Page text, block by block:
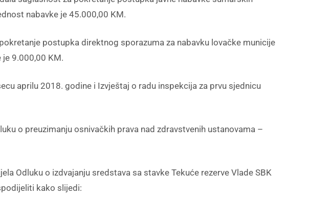
nabavke je 45.000,00 KM.
postupka direktnog sporazuma za nabavku lovačke municije
9.000,00 KM.
aprilu 2018. godine i Izvještaj o radu inspekcija za prvu sjednicu
o preuzimanju osnivačkih prava nad zdravstvenih ustanovama –
Odluku o izdvajanju sredstava sa stavke Tekuće rezerve Vlade SBK
kako slijedi: